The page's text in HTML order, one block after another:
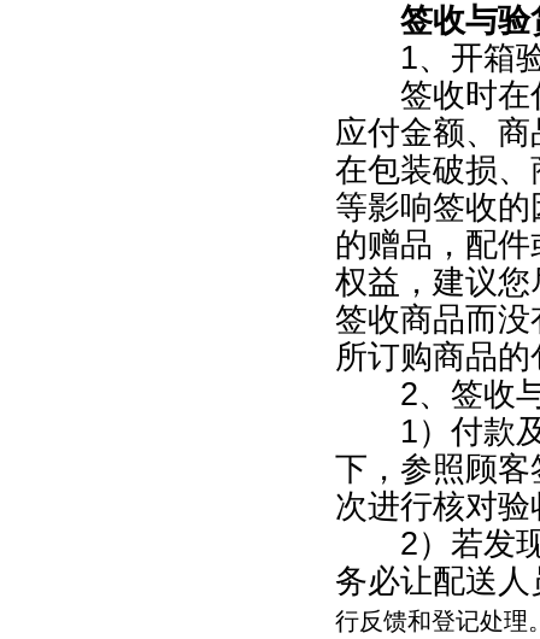
签收与验
1、开箱
签收时在付
应付金额、
在包装破损
等影响签收
的赠品，配
权益，建议
签收商品而
所订购商品
2、签收与
1）付款及
下，参照顾
次进行核对验
2）若发现
务必让配送
行反馈和登记处理